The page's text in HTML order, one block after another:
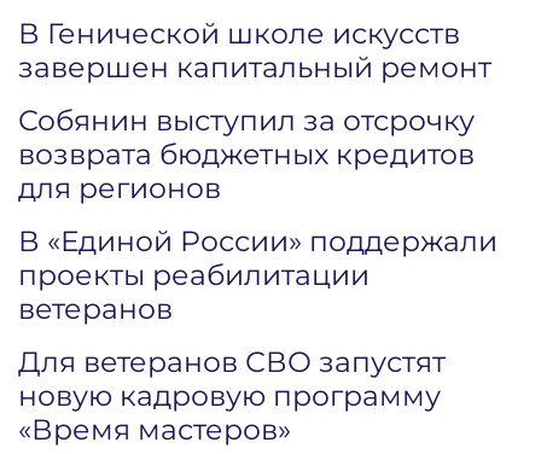
В Генической школе искусств
завершен капитальный ремонт
Собянин выступил за отсрочку
возврата бюджетных кредитов
для регионов
В «Единой России» поддержали
проекты реабилитации
ветеранов
Для ветеранов СВО запустят
новую кадровую программу
«Время мастеров»